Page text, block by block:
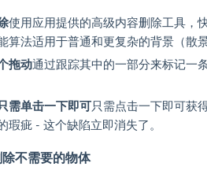
使用应用提供的高级内容删除工具，
算法适用于普通和更复杂的背景（散
拖动通过跟踪其中的一部分来标记一
需单击一下即可 只需点击一下即可获
瑕疵 - 这个缺陷立即消失了。
除不需要的物体